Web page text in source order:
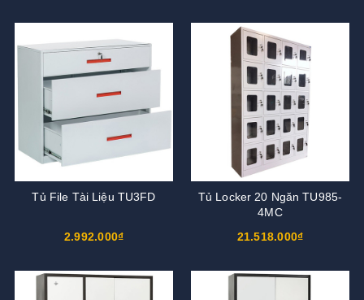
Tủ File Tài Liệu TU3FD
2.992.000₫
Tủ Locker 20 Ngăn TU985-
4MC
21.518.000₫